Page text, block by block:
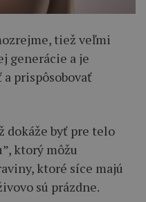
tiež veľmi
generácie a je
prispôsobovať
dokáže byť pre telo
ktorý môžu
ktoré síce majú
sú prázdne.